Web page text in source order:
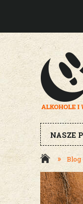
NASZE
» Blog